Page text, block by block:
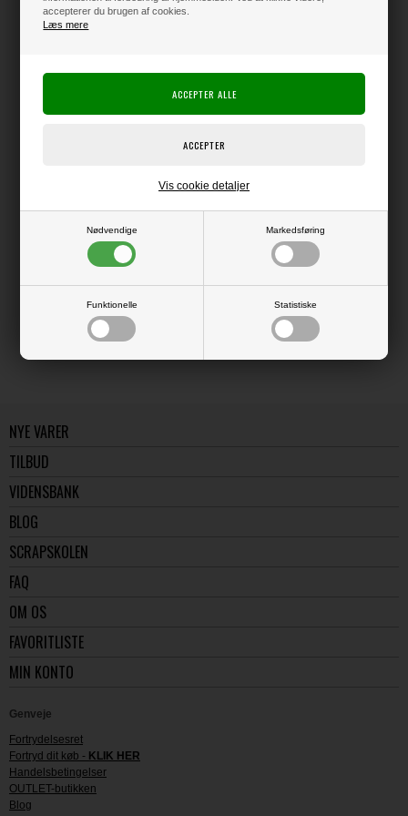
accepterer du brugen af cookies.
Læs mere
Nødvendige Markedsføring
Funktionelle Statistiske
Vis cookie detaljer
Linen Cardstock
Giver flotte, skarpe kanter ved udskæring, og er derfor supergod at bruge
Pakke med 10 ark i str. 12x12" (ca. 30,5 x 30,5 cm).
LÆS OG BLIV INSPIRERET
Læs flere artikler...
NYE VARER
TILBUD
VIDENSBANK
BLOG
SCRAPSKOLEN
FAQ
OM OS
FAVORITLISTE
MIN KONTO
Genveje
Fortrydelsesret
Fortryd dit køb - KLIK HER
Handelsbetingelser
OUTLET-butikken
Blog